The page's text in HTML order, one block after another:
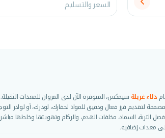
السعر والتسليم
دلاء غربلة سيمكس، المتوفرة الآن لدى المروان للمعدات
لتقديم فرز فعال ودقيق للمواد لحفارك، لودرك، أو لوادر
التربة، السماد، مخلفات الهدم، والركام وتهويتها وخلطها
معدات إضافية.